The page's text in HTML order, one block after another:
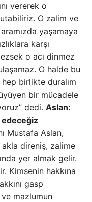
vererek o
O zalim ve
yaşamaya
karşı
o acı dinmez
O halde bu
birlikte duralım
bir mücadele
dedi. Aslan:
edeceğiz
Mustafa Aslan,
akla direniş, zalime
yer almak gelir.
Kimsenin hakkına
gasp
mazlumun